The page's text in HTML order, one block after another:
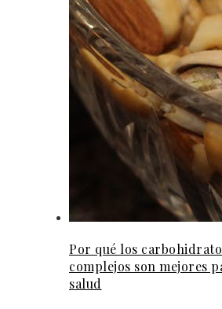
Por qué los
complejos son mejores
salud